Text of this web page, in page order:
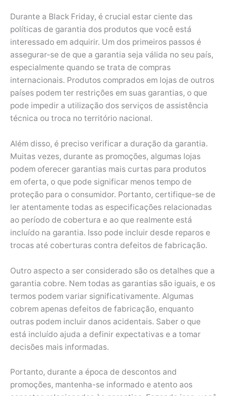
Durante a Black Friday, é crucial estar ciente das
políticas de garantia dos produtos que você está
interessado em adquirir. Um dos primeiros passos é
assegurar-se de que a garantia seja válida no seu país,
especialmente quando se trata de compras
internacionais. Produtos comprados em lojas de outros
países podem ter restrições em suas garantias, o que
pode impedir a utilização dos serviços de assistência
técnica ou troca no território nacional.
Além disso, é preciso verificar a duração da garantia.
Muitas vezes, durante as promoções, algumas lojas
podem oferecer garantias mais curtas para produtos
em oferta, o que pode significar menos tempo de
proteção para o consumidor. Portanto, certifique-se de
ler atentamente todas as especificações relacionadas
ao período de cobertura e ao que realmente está
incluído na garantia. Isso pode incluir desde reparos e
trocas até coberturas contra defeitos de fabricação.
Outro aspecto a ser considerado são os detalhes que a
garantia cobre. Nem todas as garantias são iguais, e os
termos podem variar significativamente. Algumas
cobrem apenas defeitos de fabricação, enquanto
outras podem incluir danos acidentais. Saber o que
está incluído ajuda a definir expectativas e a tomar
decisões mais informadas.
Portanto, durante a época de descontos and
promoções, mantenha-se informado e atento aos